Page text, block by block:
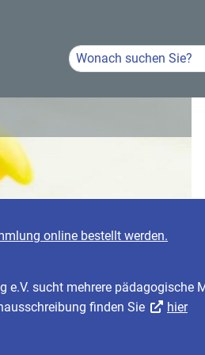
Volltextsuche
Hier Suchbegriff eingeben